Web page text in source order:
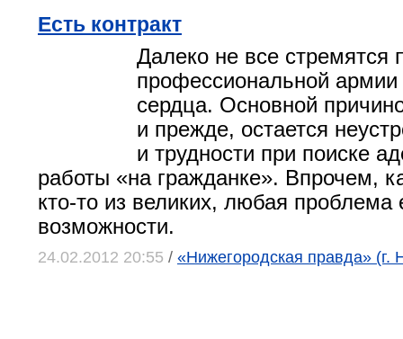
Есть контракт
Далеко не все стремятся
профессиональной армии
сердца. Основной
и прежде, остается
и трудности при поиске
работы «на гражданке». Впрочем,
кто-то из великих, любая проблема
возможности.
24.02.2012 20:55 / «Нижегородская правда» (г.